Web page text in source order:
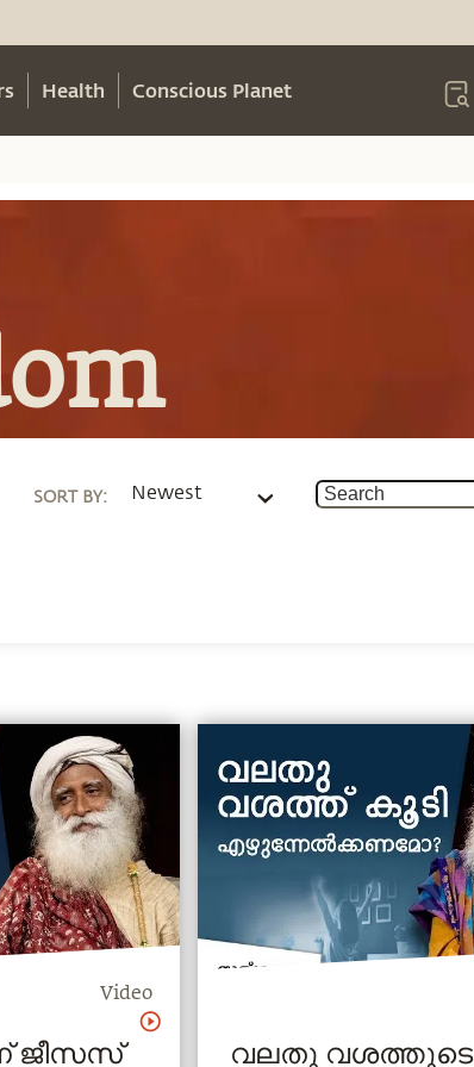
Health Conscious Planet
SORT BY: Newest
Video
ജീസസ്
വലതു വശത്തൂടെ